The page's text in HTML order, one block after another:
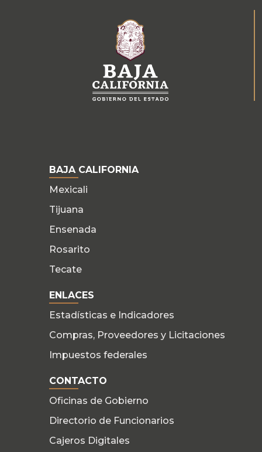
BAJA CALIFORNIA
Mexicali
Tijuana
Ensenada
Rosarito
Tecate
ENLACES
Estadísticas e Indicadores
Compras, Proveedores y Licitaciones
Impuestos federales
CONTACTO
Oficinas de Gobierno
Directorio de Funcionarios
Cajeros Digitales